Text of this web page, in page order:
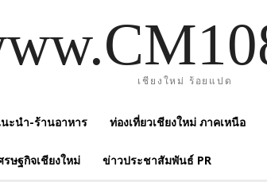
เชียงใหม่ ร้อยแปด
ะนำ-ร้านอาหาร ท่องเที่ยวเชียงใหม่ ภาคเหนือ
ษฐกิจเชียงใหม่ ข่าวประชาสัมพันธ์ PR